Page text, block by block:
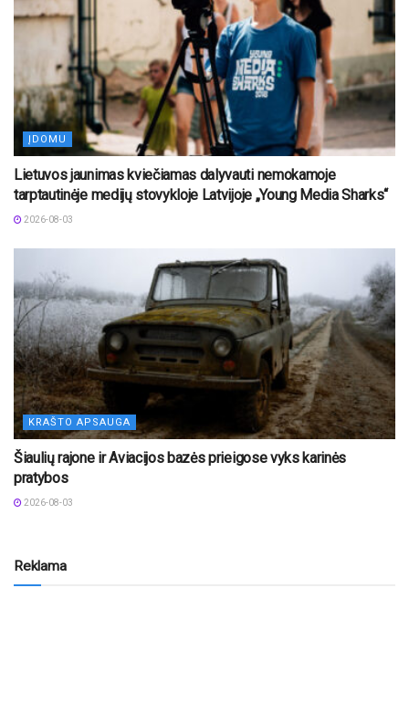
ĮDOMU
Lietuvos jaunimas kviečiamas dalyvauti nemokamoje
tarptautinėje medijų stovykloje Latvijoje „Young Media Sharks“
2026-08-03
KRAŠTO APSAUGA
Šiaulių rajone ir Aviacijos bazės prieigose vyks karinės
pratybos
2026-08-03
Reklama